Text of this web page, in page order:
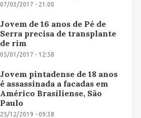
07/03/2017 - 21:00
Jovem de 16 anos de Pé de
Serra precisa de transplante
de rim
05/01/2017 - 12:58
Jovem pintadense de 18 anos
é assassinada a facadas em
Américo Brasiliense, São
Paulo
25/12/2019 - 09:38